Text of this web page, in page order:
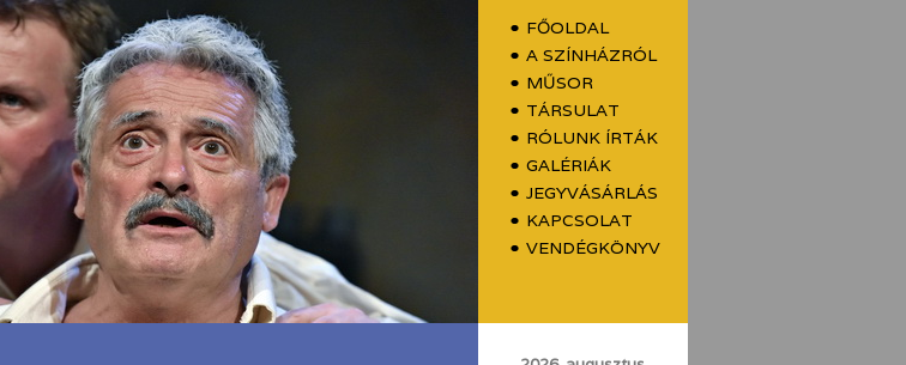
FŐOLDAL
A SZÍNHÁZRÓL
MŰSOR
TÁRSULAT
RÓLUNK ÍRTÁK
GALÉRIÁK
JEGYVÁSÁRLÁS
KAPCSOLAT
VENDÉGKÖNYV